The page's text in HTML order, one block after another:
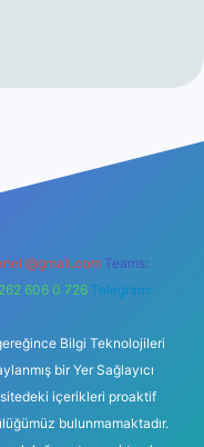
Teams:
606 0 726 Telegram:
Bilgi Teknolojileri
bir Yer Sağlayıcı
içerikleri proaktif
bulunmamaktadır.